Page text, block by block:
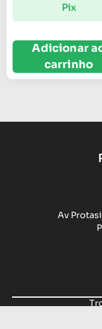
Pix
Adicionar
carrinho
Av